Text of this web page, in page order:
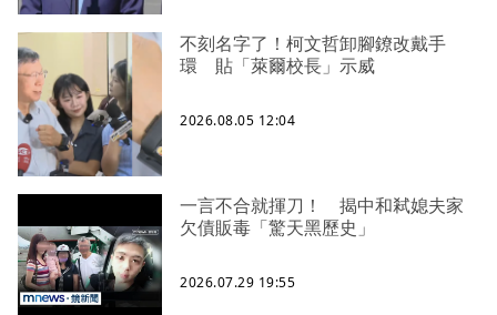
不刻名字了！柯文哲卸腳鐐改戴手
環 貼「萊爾校長」示威
2026.08.05 12:04
一言不合就揮刀！ 揭中和弒媳夫家
欠債販毒「驚天黑歷史」
2026.07.29 19:55